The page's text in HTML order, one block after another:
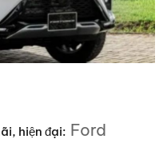
hiện đại: Ford